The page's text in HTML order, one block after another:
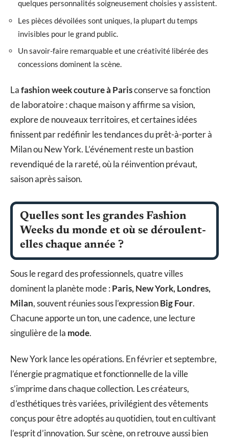
quelques personnalités soigneusement choisies y assistent.
Les pièces dévoilées sont uniques, la plupart du temps
invisibles pour le grand public.
Un savoir-faire remarquable et une créativité libérée des
concessions dominent la scène.
Lafashion week couture à Parisconserve sa fonction
de laboratoire : chaque maison y affirme sa vision,
explore de nouveaux territoires, et certaines idées
finissent par redéfinir les tendances du prêt-à-porter à
Milan ou New York. L’événement reste un bastion
revendiqué de la rareté, où la réinvention prévaut,
saison après saison.
Quelles sont les grandes Fashion
Weeks du monde et où se déroulent-
elles chaque année ?
Sous le regard des professionnels, quatre villes
dominent la planète mode : Paris, New York, Londres,
Milan, souvent réunies sous l’expressionBig Four.
Chacune apporte un ton, une cadence, une lecture
singulière de la mode.
New York lance les opérations. En février et septembre,
l’énergie pragmatique et fonctionnelle de la ville
s’imprime dans chaque collection. Les créateurs,
d’esthétiques très variées, privilégient des vêtements
conçus pour être adoptés au quotidien, tout en cultivant
l’esprit d’innovation. Sur scène, on retrouve aussi bien